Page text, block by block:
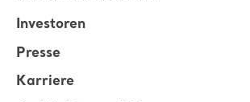
Investoren
Presse
Karriere